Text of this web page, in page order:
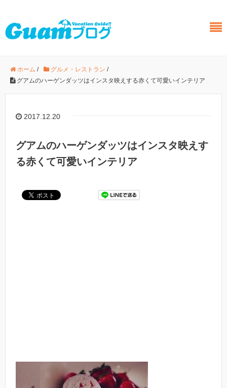
ホーム / グルメ・レストラン /
グアムのハーゲンダッツはインスタ映えする赤くて可愛いインテリア
2017.12.20
グアムのハーゲンダッツはインスタ映えす
る赤くて可愛いインテリア